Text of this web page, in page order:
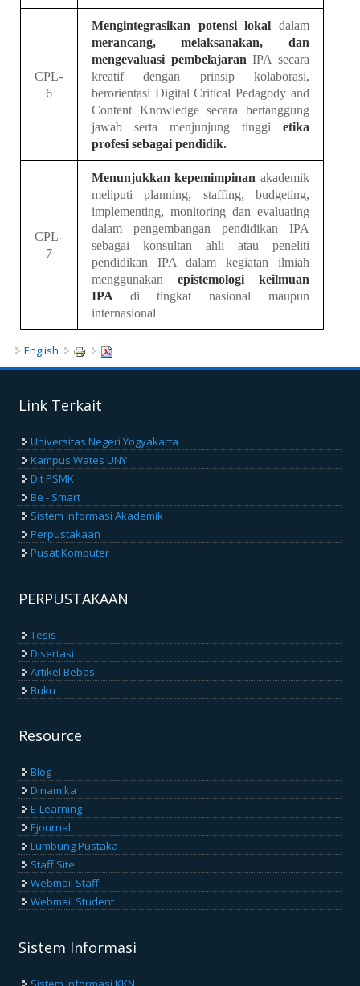
CPL-
6
Mengintegrasikan potensi lokal dalam
merancang, melaksanakan, dan
mengevaluasi pembelajaran IPA secara
kreatif dengan prinsip kolaborasi,
berorientasi Digital Critical Pedagody and
Content Knowledgesecara bertanggung
jawab serta menjunjung tinggi etika
profesi sebagai pendidik.
CPL-
7
Menunjukkan kepemimpinan akademik
meliputiplanning, staffing, budgeting,
implementing, monitoring dan evaluating
dalam pengembangan pendidikan IPA
sebagai konsultan ahli atau peneliti
pendidikan IPA dalam kegiatan ilmiah
menggunakan epistemologi keilmuan
IPA
di tingkat nasional maupun
internasional
English
Link Terkait
Universitas Negeri Yogyakarta
Kampus Wates UNY
Dit PSMK
Be - Smart
Sistem Informasi Akademik
Perpustakaan
Pusat Komputer
PERPUSTAKAAN
Tesis
Disertasi
Artikel Bebas
Buku
Resource
Blog
Dinamika
E-Learning
Ejournal
Lumbung Pustaka
Staff Site
Webmail Staff
Webmail Student
Sistem Informasi